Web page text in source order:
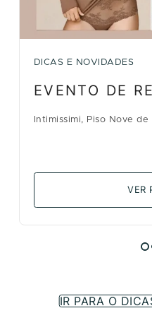
IR PARA O
DICAS E NOVIDADES
EVENTO DE
Intimissimi, Piso Nove
VER